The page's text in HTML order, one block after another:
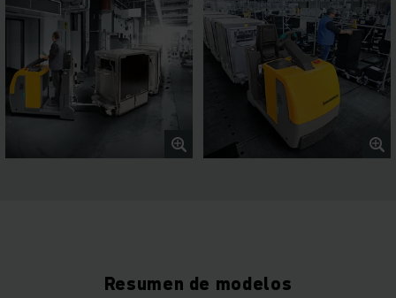
Resumen de modelos